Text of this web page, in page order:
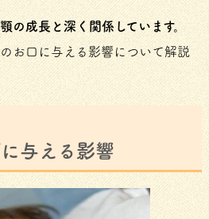
の成長と深く関係しています。
お口に与える影響について解説
与える影響